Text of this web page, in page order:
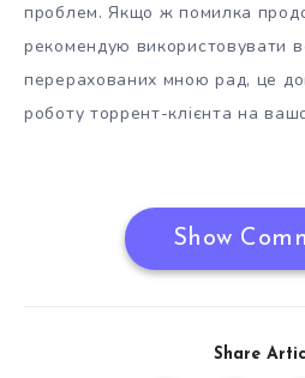
проблем. Якщо ж помилка
рекомендую використовувати
перерахованих мною рад, це
роботу торрент-клієнта на
Show
Share